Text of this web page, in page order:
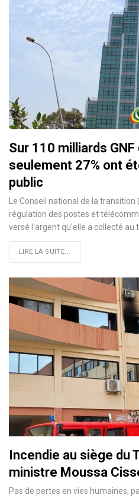
Sur 110 milliards GNF
seulement 27% ont
public
Le Conseil national de la
régulation des postes et
versé l'argent qu'elle a collecté au
LIRE LA SUITE...
Incendie au siège du
ministre Moussa
Pas de pertes en vies humaines,